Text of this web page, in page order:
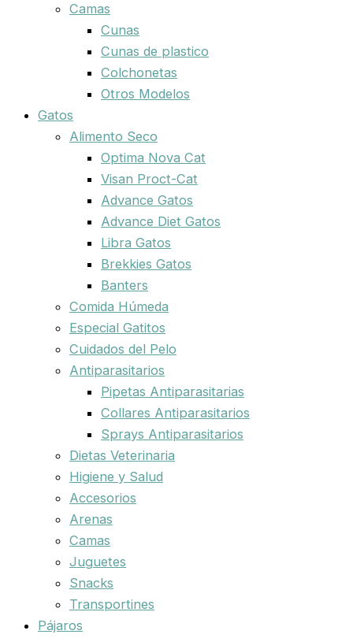
Camas
Cunas
Cunas de plastico
Colchonetas
Otros Modelos
Gatos
Alimento Seco
Optima Nova Cat
Visan Proct-Cat
Advance Gatos
Advance Diet Gatos
Libra Gatos
Brekkies Gatos
Banters
Comida Húmeda
Especial Gatitos
Cuidados del Pelo
Antiparasitarios
Pipetas Antiparasitarias
Collares Antiparasitarios
Sprays Antiparasitarios
Dietas Veterinaria
Higiene y Salud
Accesorios
Arenas
Camas
Juguetes
Snacks
Transportines
Pájaros